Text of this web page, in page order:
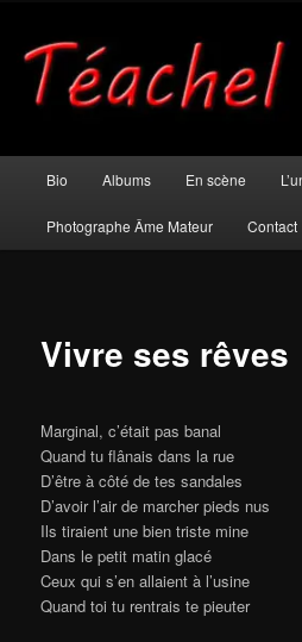
contenu
principalTéachel
principal
Bio Albums En scène
Photographe Âme Mateur Contact
Vivre ses rêves
Marginal, c’était pas banal
Quand tu flânais dans la rue
D’être à côté de tes sandales
D’avoir l’air de marcher pieds nus
Ils tiraient une bien triste mine
Dans le petit matin glacé
Ceux qui s’en allaient à l’usine
Quand toi tu rentrais te pieuter